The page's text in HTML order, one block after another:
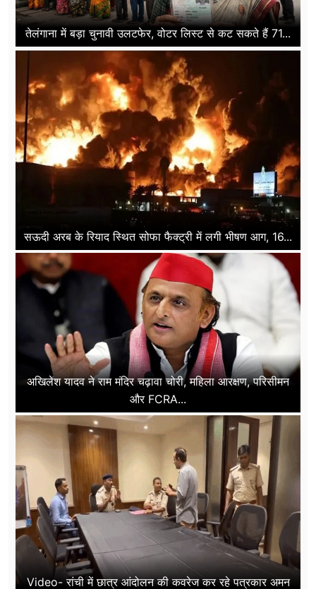
तेलंगाना में बड़ा चुनावी उलटफेर, वोटर लिस्ट से कट सकते हैं 71...
सऊदी अरब के रियाद स्थित सोफा फैक्ट्री में लगी भीषण आग, 16...
अखिलेश यादव ने राम मंदिर चढ़ावा चोरी, महिला आरक्षण, परिसीमन
और FCRA...
Video- रांची में छात्र आंदोलन की कवरेज कर रहे पत्रकार अमन